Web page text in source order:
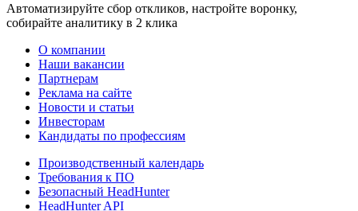
Автоматизируйте сбор откликов, настройте воронку,
собирайте аналитику в 2 клика
О компании
Наши вакансии
Партнерам
Реклама на сайте
Новости и статьи
Инвесторам
Кандидаты по профессиям
Производственный календарь
Требования к ПО
Безопасный HeadHunter
HeadHunter API